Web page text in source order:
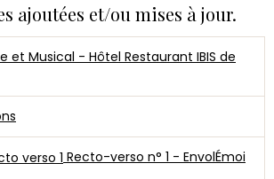
ajoutées et/ou mises à jour.
et Musical - Hôtel Restaurant IBIS de
Recto-verso n° 1 - EnvolÉmoi